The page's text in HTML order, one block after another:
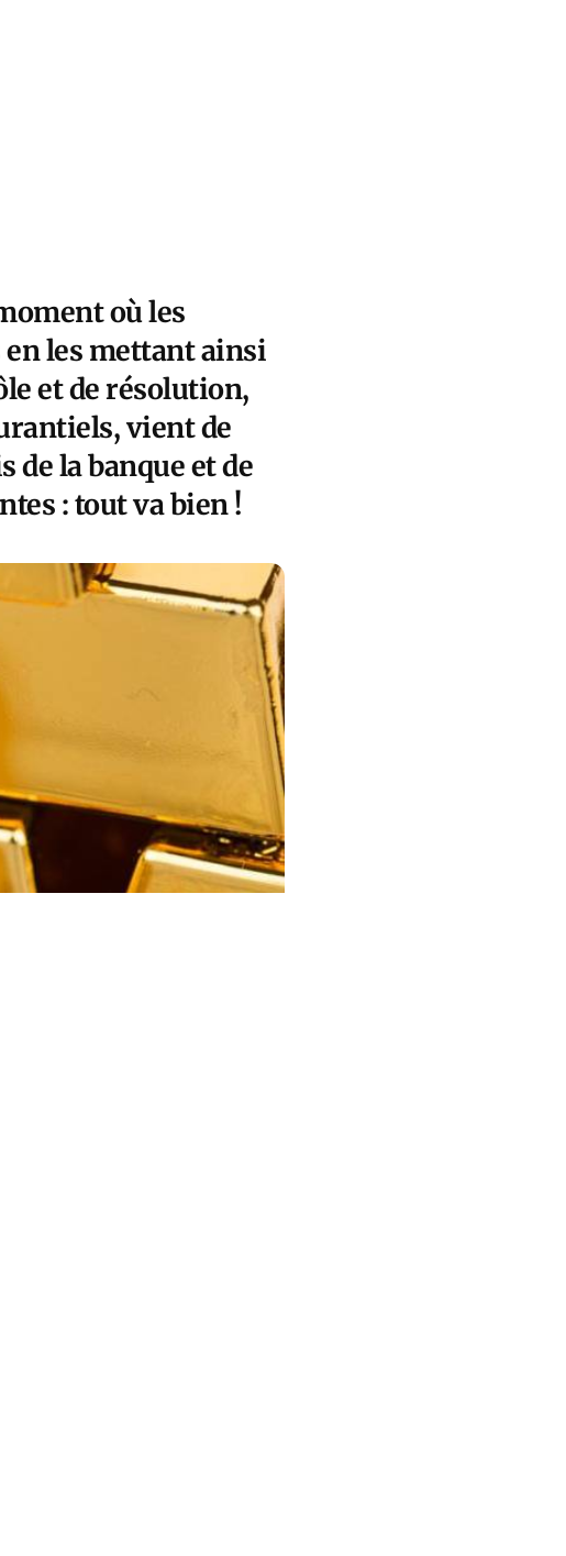
où les
les mettant ainsi
et de résolution,
vient de
la banque et de
: tout va bien !